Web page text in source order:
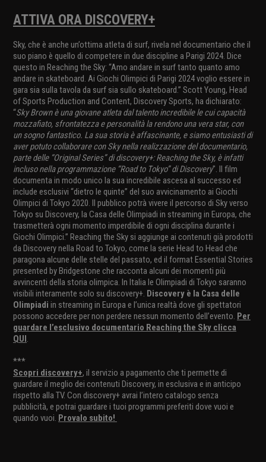
ATTIVA ORA DISCOVERY+
Sky, che è anche un’ottima atleta di surf, rivela nel documentario che il
suo piano è quello di competere in due discipline a Parigi 2024. Dice
questo in Reaching the Sky: “Amo andare in surf tanto quanto amo
andare in skateboard. Ai Giochi Olimpici di Parigi 2024 voglio essere in
gara sia sulla tavola da surf sia sullo skateboard.” Scott Young, Head
of Sports Production and Content, Discovery Sports, ha dichiarato:
“Sky Brown è una giovane atleta dal talento incredibile le cui capacità
mozzafiato, sfrontatezza e personalità la rendono una vera star, con
un sogno fantastico. La sua storia è affascinante, e siamo entusiasti di
aver potuto collaborare con Sky nella realizzazione del documentario,
parte delle “Original Series” di discovery+: Reaching the Sky, è infatti
incluso nella programmazione “Road to Tokyo” di Discovery". Il film
documenta in modo unico la sua incredibile ascesa al successo ed
include esclusivi “dietro le quinte” del suo avvicinamento ai Giochi
Olimpici di Tokyo 2020. Il pubblico potrà vivere il percorso di Sky verso
Tokyo su Discovery, la Casa delle Olimpiadi in streaming in Europa, che
trasmetterà ogni momento imperdibile di ogni disciplina durante i
Giochi Olimpici.” Reaching the Sky si aggiunge ai contenuti già prodotti
da Discovery nella Road to Tokyo, come la serie Head to Head che
paragona alcune delle stelle del passato, ed il format Essential Stories
presented by Bridgestone che racconta alcuni dei momenti più
avvincenti della storia olimpica. In Italia le Olimpiadi di Tokyo saranno
visibili interamente solo su discovery+. Discovery è la Casa delle
Olimpiadi in streaming in Europa e l’unica realtà dove gli spettatori
possono accedere per non perdere nessun momento dell’evento. Per
guardare l’esclusivo documentario Reaching the Sky clicca
QUI.
***
Scopri discovery+, il servizio a pagamento che ti permette di
guardare il meglio dei contenuti Discovery, in esclusiva e in anticipo
rispetto alla TV. Con discovery+ avrai l’intero catalogo senza
pubblicità, e potrai guardare i tuoi programmi preferiti dove vuoi e
quando vuoi. Provalo subito!